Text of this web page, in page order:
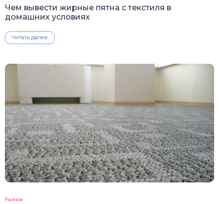
Чем вывести жирные пятна с текстиля в
домашних условиях
Читать далее
Разное